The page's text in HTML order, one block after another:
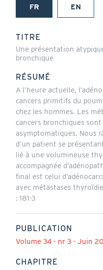
FR
(onglet
EN
TITRE
Une présentation
bronchique
RÉSUMÉ
A l’heure actuelle,
cancers primitifs du
chez les hommes. Les
cancers bronchiques
asymptomatiques. Nous
d’un patient se
lié à une volumineuse
accompagnée
final est celui
avec métastases
: 181-3
PUBLICATION
Volume 34 - nr 3 - Juin
CHAPITRE